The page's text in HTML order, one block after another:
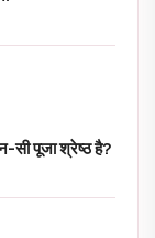
सी पूजा श्रेष्ठ है?